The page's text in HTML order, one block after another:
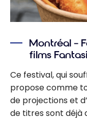
Montréal –
films
Ce festival, qui
propose comme
de projections et
de titres sont déjà